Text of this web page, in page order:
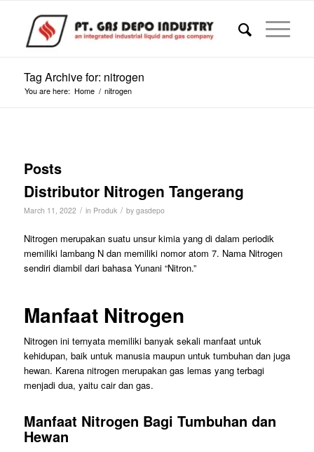
Tag Archive for: nitrogen
You are here: Home / nitrogen
Posts
Distributor Nitrogen Tangerang
March 11, 2022 / in Produk / by gasdepo
Nitrogen merupakan suatu unsur kimia yang di dalam periodik
memiliki lambang N dan memiliki nomor atom 7. Nama Nitrogen
sendiri diambil dari bahasa Yunani “Nitron.”
Manfaat Nitrogen
Nitrogen ini ternyata memiliki banyak sekali manfaat untuk
kehidupan, baik untuk manusia maupun untuk tumbuhan dan juga
hewan. Karena nitrogen merupakan gas lemas yang terbagi
menjadi dua, yaitu cair dan gas.
Manfaat Nitrogen Bagi Tumbuhan dan
Hewan